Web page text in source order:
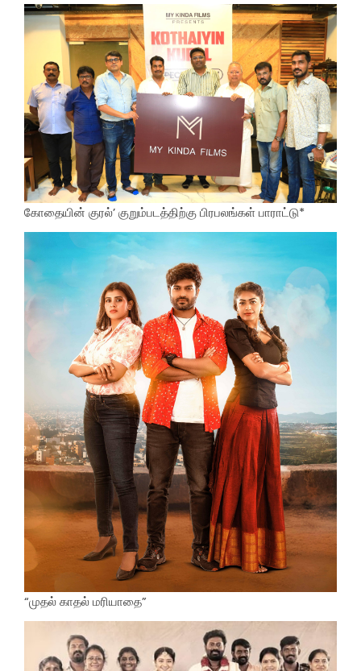
கோதையின் குரல்’ குறும்படத்திற்கு பிரபலங்கள் பாராட்டு*
“முதல் காதல் மரியாதை”